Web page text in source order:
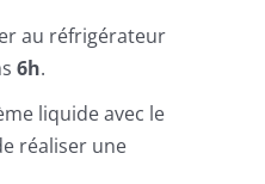
au réfrigérateur
6h.
liquide avec le
réaliser une